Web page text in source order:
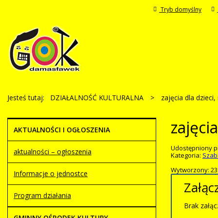
Tryb domyślny
Jesteś tutaj: DZIAŁALNOŚĆ KULTURALNA > zajęcia dla dzieci,
Udostępniony
Kategoria:
Wytworzony:
Brak
AKTUALNOŚCI I OGŁOSZENIA
aktualności – ogłoszenia
Informacje o jednostce
Program działania